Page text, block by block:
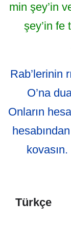
min şey’in
şey’in fe
Rab’lerinin
O’na
Onların
Türkçe